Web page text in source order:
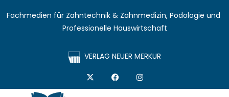
Fachmedien für Zahntechnik & Zahnmedizin, Podologie und
Professionelle Hauswirtschaft
VERLAG NEUER MERKUR